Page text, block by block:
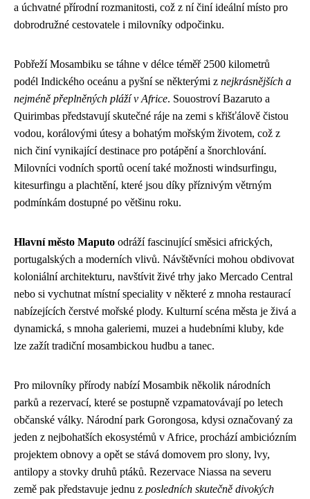
a úchvatné přírodní rozmanitosti, což z ní činí ideální místo pro
dobrodružné cestovatele i milovníky odpočinku.
Pobřeží Mosambiku se táhne v délce téměř 2500 kilometrů
podél Indického oceánu a pyšní se některými z nejkrásnějších a
nejméně přeplněných pláží v Africe. Souostroví Bazaruto a
Quirimbas představují skutečné ráje na zemi s křišťálově čistou
vodou, korálovými útesy a bohatým mořským životem, což z
nich činí vynikající destinace pro potápění a šnorchlování.
Milovníci vodních sportů ocení také možnosti windsurfingu,
kitesurfingu a plachtění, které jsou díky příznivým větrným
podmínkám dostupné po většinu roku.
Hlavní město Maputo odráží fascinující směsici afrických,
portugalských a moderních vlivů. Návštěvníci mohou obdivovat
koloniální architekturu, navštívit živé trhy jako Mercado Central
nebo si vychutnat místní speciality v některé z mnoha restaurací
nabízejících čerstvé mořské plody. Kulturní scéna města je živá a
dynamická, s mnoha galeriemi, muzei a hudebními kluby, kde
lze zažít tradiční mosambickou hudbu a tanec.
Pro milovníky přírody nabízí Mosambik několik národních
parků a rezervací, které se postupně vzpamatovávají po letech
občanské války. Národní park Gorongosa, kdysi označovaný za
jeden z nejbohatších ekosystémů v Africe, prochází ambiciózním
projektem obnovy a opět se stává domovem pro slony, lvy,
antilopy a stovky druhů ptáků. Rezervace Niassa na severu
země pak představuje jednu z posledních skutečně divokých